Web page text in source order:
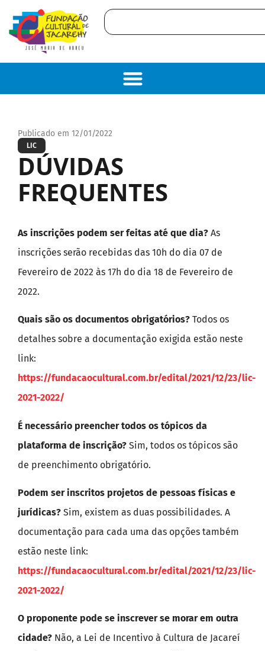
Publicado em 12/01/2022
LIC
DÚVIDAS
FREQUENTES
As inscrições podem ser feitas até que dia? As
inscrições serão recebidas das 10h do dia 07 de
Fevereiro de 2022 às 17h do dia 18 de Fevereiro de
2022.
Quais são os documentos obrigatórios? Todos os
detalhes sobre a documentação exigida estão neste
link:
https://fundacaocultural.com.br/edital/2021/12/23/lic-
2021-2022/
É necessário preencher todos os tópicos da
plataforma de inscrição? Sim, todos os tópicos são
de preenchimento obrigatório.
Podem ser inscritos projetos de pessoas físicas e
jurídicas? Sim, existem as duas possibilidades. A
documentação para cada uma das opções também
estão neste link:
https://fundacaocultural.com.br/edital/2021/12/23/lic-
2021-2022/
O proponente pode se inscrever se morar em outra
cidade? Não, a Lei de Incentivo à Cultura de Jacareí